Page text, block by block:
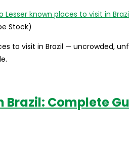
Stock)
to visit in Brazil — uncrowded,
Brazil: Complete